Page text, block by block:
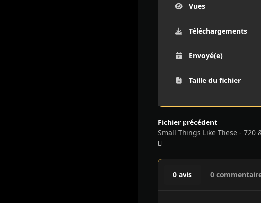
Vues
Téléchargements
Envoyé(e)
Taille du fichier
Fichier précédent
Small Things Like These - 720
0 avis 0